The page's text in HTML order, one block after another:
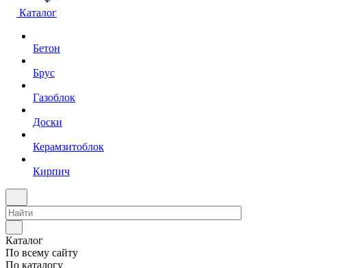
Каталог
Бетон
Брус
Газоблок
Доски
Керамзитоблок
Кирпич
Каталог
По всему сайту
По каталогу